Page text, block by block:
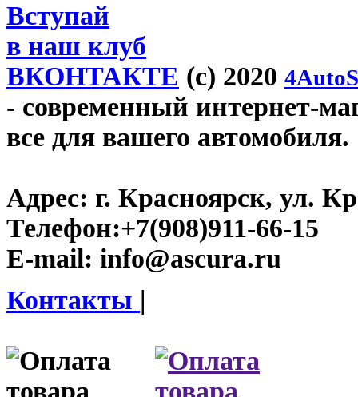
Вступай
в наш клуб
ВКОНТАКТЕ (c) 2020
- современный интернет-
все для вашего автомобиля.
Адрес: г. Красноярск, ул.
Телефон:+7(908)911-66-15
E-mail: info@ascura.ru
Контакты |